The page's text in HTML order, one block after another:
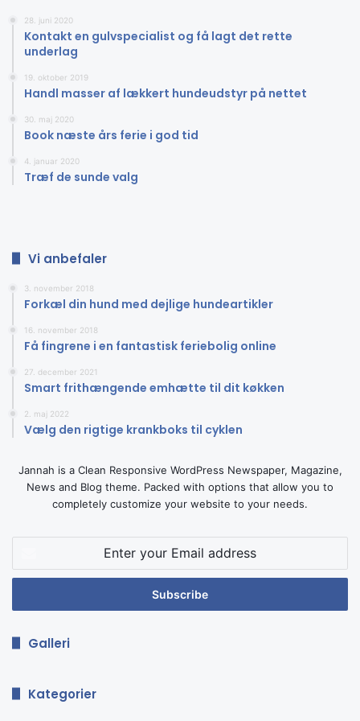
28. juni 2020
Kontakt en gulvspecialist og få lagt det rette
underlag
19. oktober 2019
Handl masser af lækkert hundeudstyr på nettet
30. maj 2020
Book næste års ferie i god tid
4. januar 2020
Træf de sunde valg
Vi anbefaler
3. november 2018
Forkæl din hund med dejlige hundeartikler
16. november 2018
Få fingrene i en fantastisk feriebolig online
27. december 2021
Smart frithængende emhætte til dit køkken
2. maj 2022
Vælg den rigtige krankboks til cyklen
Jannah is a Clean Responsive WordPress Newspaper, Magazine,
News and Blog theme. Packed with options that allow you to
completely customize your website to your needs.
Email
Galleri
Kategorier